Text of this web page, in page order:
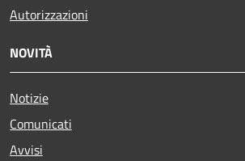
Autorizzazioni
NOVITÀ
Notizie
Comunicati
Avvisi